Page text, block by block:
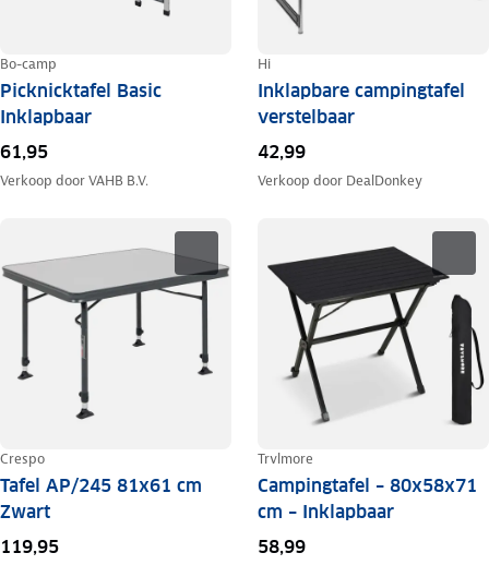
Bo-camp
Picknicktafel Basic
Inklapbaar
61,95
Verkoop doorVAHB B.V.
Hi
Inklapbare campingtafel
verstelbaar
42,99
Verkoop door DealDonkey
Crespo
Tafel AP/245 81x61 cm
Zwart
119,95
Trvlmore
Campingtafel – 80x58x71
cm – Inklapbaar
58,99